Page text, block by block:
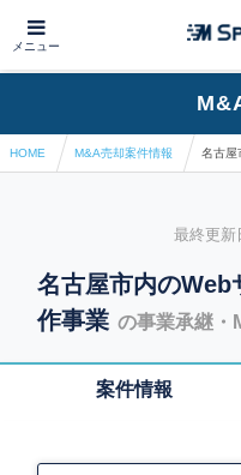
メニュー
HOME M&A売却案件情報
最終更
名古屋市内のWeb
作事業 の事業承継・
案件情報